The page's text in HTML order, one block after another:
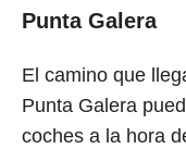
Punta Galera
El camino que
Punta Galera
coches a la hora